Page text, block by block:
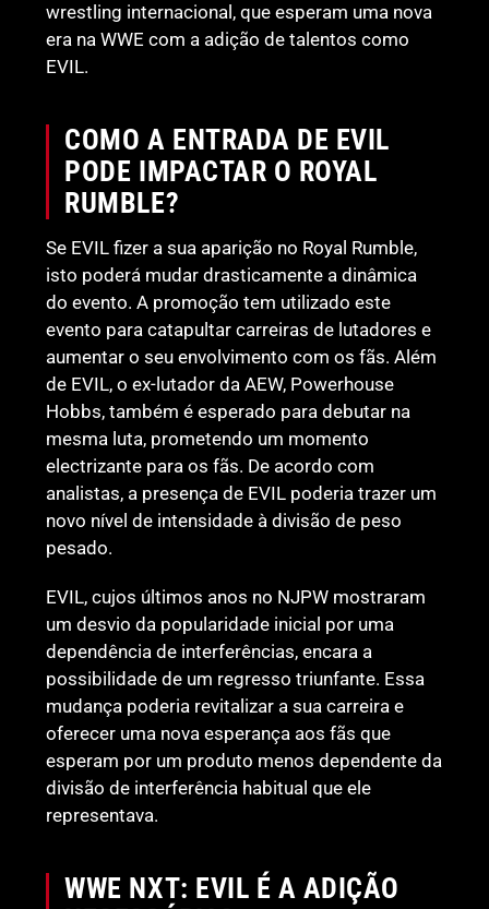
wrestling internacional, que esperam uma nova
era na WWE com a adição de talentos como
EVIL.
COMO A ENTRADA DE EVIL
PODE IMPACTAR O ROYAL
RUMBLE?
Se EVIL fizer a sua aparição no Royal Rumble,
isto poderá mudar drasticamente a dinâmica
do evento. A promoção tem utilizado este
evento para catapultar carreiras de lutadores e
aumentar o seu envolvimento com os fãs. Além
de EVIL, o ex-lutador da AEW, Powerhouse
Hobbs, também é esperado para debutar na
mesma luta, prometendo um momento
electrizante para os fãs. De acordo com
analistas, a presença de EVIL poderia trazer um
novo nível de intensidade à divisão de peso
pesado.
EVIL, cujos últimos anos no NJPW mostraram
um desvio da popularidade inicial por uma
dependência de interferências, encara a
possibilidade de um regresso triunfante. Essa
mudança poderia revitalizar a sua carreira e
oferecer uma nova esperança aos fãs que
esperam por um produto menos dependente da
divisão de interferência habitual que ele
representava.
WWE NXT: EVIL É A ADIÇÃO